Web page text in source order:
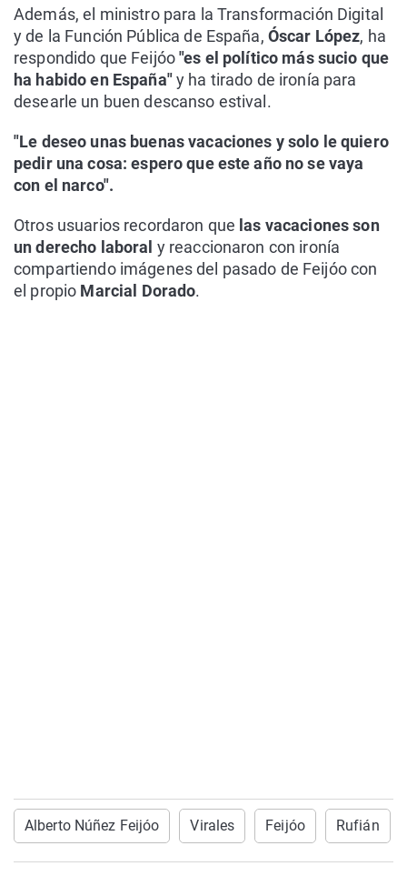
Además, el ministro para la Transformación Digital
y de la Función Pública de España, Óscar López, ha
respondido que Feijóo"es el político más sucio que
ha habido en España"y ha tirado de ironía para
desearle un buen descanso estival.
"Le deseo unas buenas vacaciones y solo le quiero
pedir una cosa: espero que este año no se vaya
con el narco".
Otros usuarios recordaron que las vacaciones son
un derecho laboral y reaccionaron con ironía
compartiendo imágenes del pasado de Feijóo con
el propio Marcial Dorado.
Alberto Núñez Feijóo Virales Feijóo Rufián